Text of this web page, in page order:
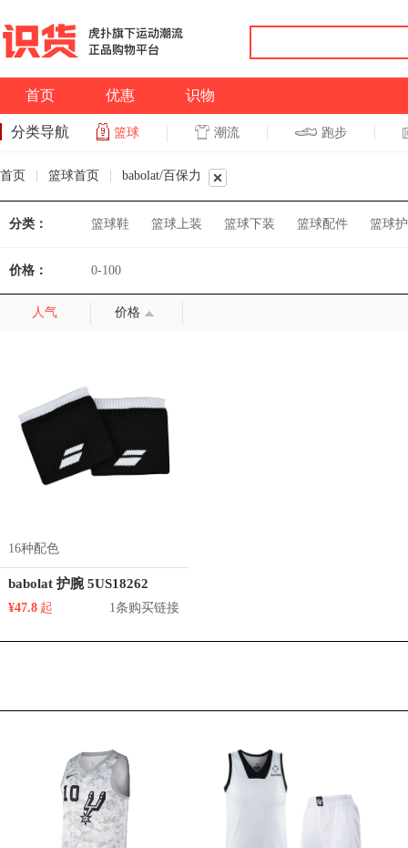
首页 优惠 识物
分类导航 篮球 潮流 跑步
首页 篮球首页 babolat/百保力
分类： 篮球鞋 篮球上装 篮球下装 篮球配件 篮球
价格： 0-100
人气 价格
16种配色
babolat 护腕 5US18262
¥47.8 起 1条购买链接